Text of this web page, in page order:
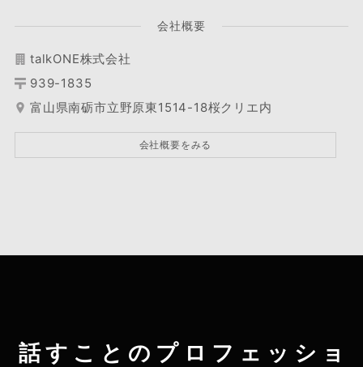
会社概要
talkONE株式会社
939-1835
富山県南砺市立野原東1514-18桜クリエ内
会社概要をみる
話すことのプロフェッショ